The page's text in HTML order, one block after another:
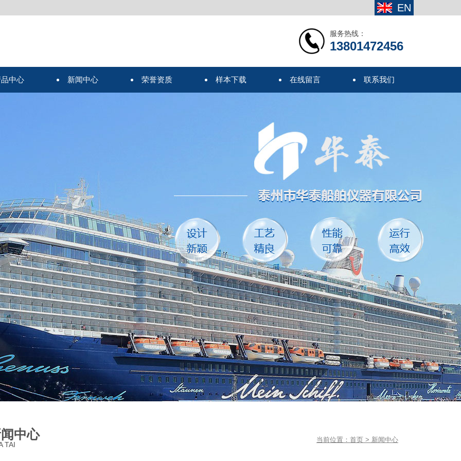
EN
服务热线：
13801472456
中心 新闻中心 荣誉资质 样本下载 在线留言 联系我们
中心
TAI
当前位置： 首页 > 新闻中心